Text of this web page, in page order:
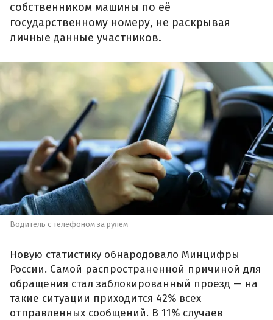
собственником машины по её
государственному номеру, не раскрывая
личные данные участников.
Водитель с телефоном за рулем
Новую статистику обнародовало Минцифры
России. Самой распространенной причиной для
обращения стал заблокированный проезд — на
такие ситуации приходится 42% всех
отправленных сообщений. В 11% случаев